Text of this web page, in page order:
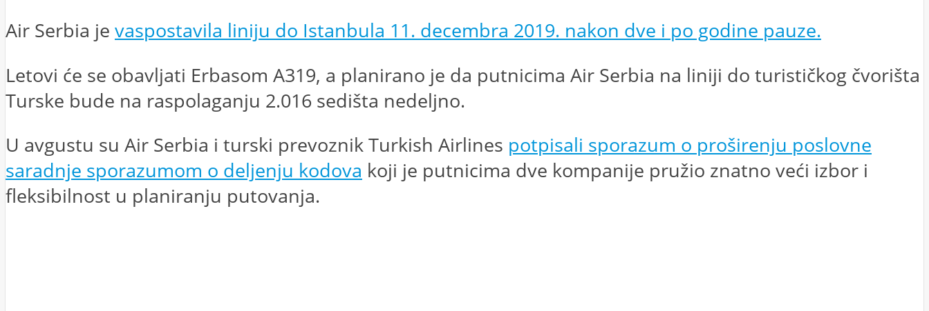
Air Serbia je vaspostavila liniju do Istanbula 11. decembra 2019. nakon dve i po godine pauze.
Letovi će se obavljati Erbasom A319, a planirano je da putnicima Air Serbia na liniji do turističkog čvorišta
Turske bude na raspolaganju 2.016 sedišta nedeljno.
U avgustu su Air Serbia i turski prevoznik Turkish Airlines potpisali sporazum o proširenju poslovne
saradnje sporazumom o deljenju kodova koji je putnicima dve kompanije pružio znatno veći izbor i
fleksibilnost u planiranju putovanja.